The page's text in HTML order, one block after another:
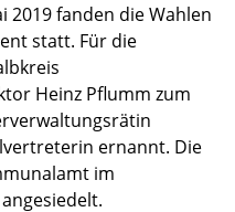
2019 fanden die Wahlen
statt. Für die
Heinz Pflumm zum
ernannt. Die
im